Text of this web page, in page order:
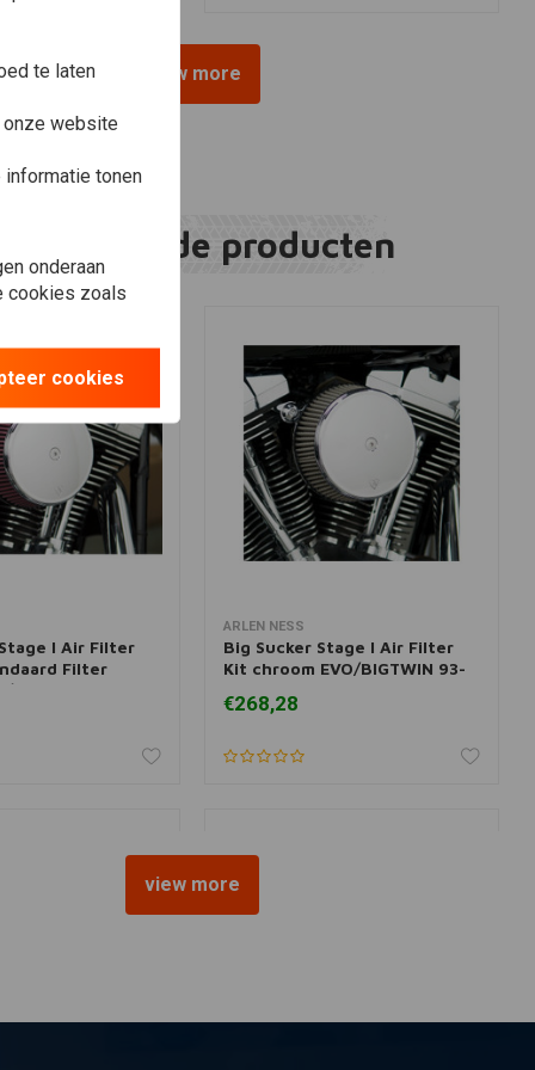
View more
producten
I Air Filter
Filter
BIGTWIN 93-99
Meer informatie
ARLEN NESS
Big Sucker Stage I Air Filter
Kit chroom EVO/BIGTWIN 93-
€268,28
view more
te laten
website
informatie tonen
onderaan
cookies zoals
cookies